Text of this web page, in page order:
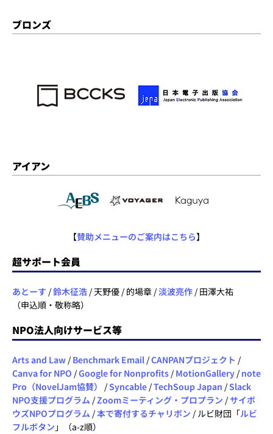
ブロンズ
アイアン
【賛助メニューのご案内はこちら】
超サポート会員
あとーす /鈴木征浩 / 天野優 / 的場章 /淡波亮作 / 田澤大祐
（申込順・敬称略）
NPO法人向けサービス等
Arts and Law / Benchmark Email /CANPANプロジェクト /
Canva for NPO /Google for Nonprofits / MotionGallery / note
Pro（NovelJam協賛）
/Syncable /TechSoup Japan /Slack
NPO支援プログラム /Zoomミーティング・プロプラン /サイボ
ウズNPOプログラム /本で寄付するチャリボン / ルビ財団「ルビ
フルボタン 」（a-z順）